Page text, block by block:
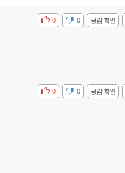
공감 확인
비공감 0
0
공감 확인
비공감 0
0